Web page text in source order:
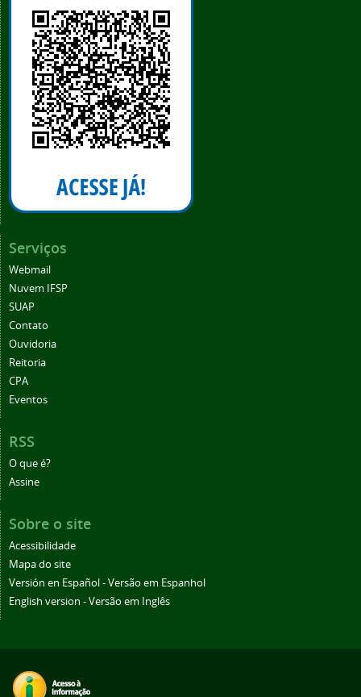
Serviços
Webmail
Nuvem IFSP
SUAP
Contato
Ouvidoria
Reitoria
CPA
Eventos
RSS
O que é?
Assine
Sobre o site
Acessibilidade
Mapa do site
Versión en Español - Versão em Espanhol
English version - Versão em Inglês